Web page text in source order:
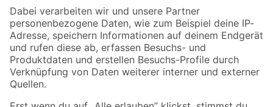
Zahlungsarten Versandarten
Sicher einkaufen